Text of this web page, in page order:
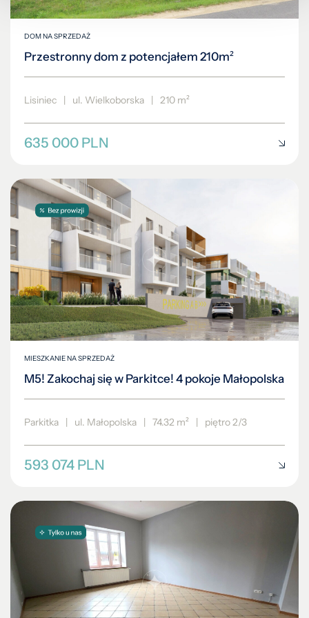
DOM NA SPRZEDAŻ
Przestronny dom z potencjałem 210m²
Lisiniec | ul. Wielkoborska | 210 m²
635 000 PLN
MIESZKANIE NA SPRZEDAŻ
M5! Zakochaj się w Parkitce! 4 pokoje Małopolska
Parkitka ul. Małopolska 74.32 m² piętro 2/3
593 074 PLN